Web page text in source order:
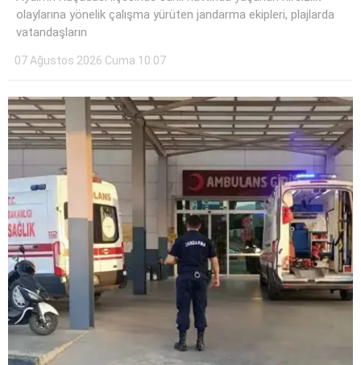
olaylarına yönelik çalışma yürüten jandarma ekipleri, plajlarda
vatandaşların
07 Ağustos 2026 Cuma 10:07